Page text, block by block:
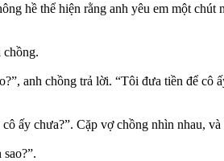
hề thể hiện rằng anh yêu em một
chồng.
anh chồng trả lời. “Tôi đưa tiền để
ấy chưa?”. Cặp vợ chồng nhìn nhau,